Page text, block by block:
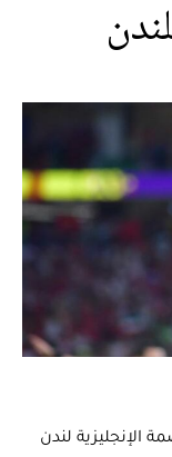
الإنجليزية لندن